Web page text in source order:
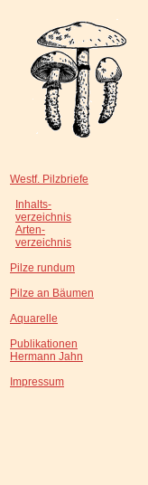
Westf. Pilzbriefe
Inhalts-
verzeichnis
Arten-
verzeichnis
Pilze rundum
Pilze an Bäumen
Aquarelle
Publikationen
Hermann Jahn
Impressum